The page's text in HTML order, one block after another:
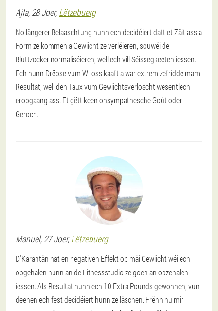
Ajla, 28 Joer,Lëtzebuerg
No längerer Belaaschtung hunn ech decidéiert datt et Zäit ass a
Form ze kommen a Gewiicht ze verléieren, souwéi de
Bluttzocker normaliséieren, well ech vill Séissegkeeten iessen.
Ech hunn Drëpse vum W-loss kaaft a war extrem zefridde mam
Resultat, well den Taux vum Gewiichtsverloscht wesentlech
eropgaang ass. Et gëtt keen onsympathesche Goût oder
Geroch.
Manuel, 27 Joer,Lëtzebuerg
D'Karantän hat en negativen Effekt op mäi Gewiicht wéi ech
opgehalen hunn an de Fitnessstudio ze goen an opzehalen
iessen. Als Resultat hunn ech 10 Extra Pounds gewonnen, vun
deenen ech fest decidéiert hunn ze läschen. Frënn hu mir